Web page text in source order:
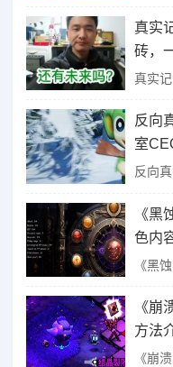
真实
砖，
反向
室
《
色内
《黑
《
方法
《崩